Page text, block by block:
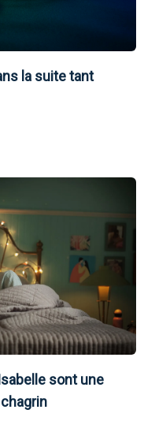
la suite tant
sont une